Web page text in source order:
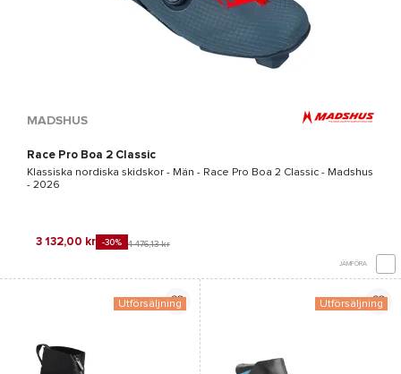
MADSHUS
Race Pro Boa 2 Classic
Klassiska nordiska skidskor - Män - Race Pro Boa 2 Classic - Madshus
- 2026
3 132,00 kr -30% 4 476,13 kr
JÄMFÖRA
Utförsäljning Utförsäljning